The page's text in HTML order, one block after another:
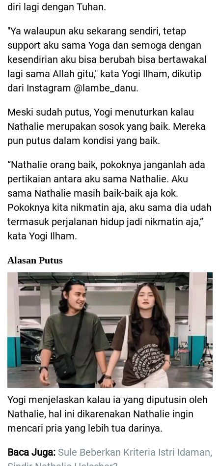
diri lagi dengan Tuhan.
"Ya walaupun aku sekarang sendiri, tetap
support aku sama Yoga dan semoga dengan
kesendirian aku bisa berubah bisa bertawakal
lagi sama Allah gitu," kata Yogi Ilham, dikutip
dari Instagram @lambe_danu.
Meski sudah putus, Yogi menuturkan kalau
Nathalie merupakan sosok yang baik. Mereka
pun putus dalam kondisi yang baik.
“Nathalie orang baik, pokoknya janganlah ada
pertikaian antara aku sama Nathalie. Aku
sama Nathalie masih baik-baik aja kok.
Pokoknya kita nikmatin aja, aku sama dia udah
termasuk perjalanan hidup jadi nikmatin aja,”
kata Yogi Ilham.
Alasan Putus
Yogi menjelaskan kalau ia yang diputusin oleh
Nathalie, hal ini dikarenakan Nathalie ingin
mencari pria yang lebih tua darinya.
Baca Juga: Sule Beberkan Kriteria Istri Idaman,